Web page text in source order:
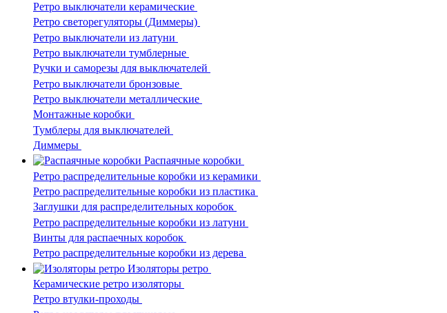
Ретро выключатели керамические
Ретро светорегуляторы (Диммеры)
Ретро выключатели из латуни
Ретро выключатели тумблерные
Ручки и саморезы для выключателей
Ретро выключатели бронзовые
Ретро выключатели металлические
Монтажные коробки
Тумблеры для выключателей
Диммеры
Распаячные коробки
Ретро распределительные коробки из керамики
Ретро распределительные коробки из пластика
Заглушки для распределительных коробок
Ретро распределительные коробки из латуни
Винты для распаечных коробок
Ретро распределительные коробки из дерева
Изоляторы ретро
Керамические ретро изоляторы
Ретро втулки-проходы